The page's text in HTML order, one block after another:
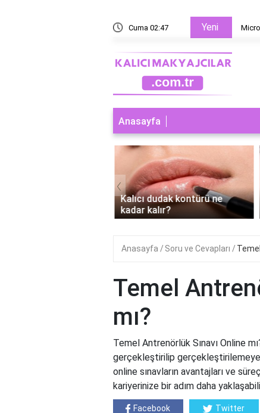
Cuma 02:47 Yeni
Anasayfa
Kalıcı dudak kontürü ne
kadar kalır?
‹
Anasayfa Soru ve Cevapları
Temel
mı?
Temel Antrenörlük Sınavı Online
gerçekleştirilip
online sınavların avantajları ve
kariyerinize bir adım daha
Facebook Twitter